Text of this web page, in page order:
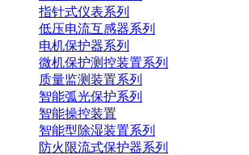
指针式仪表系列
低压电流互感器系列
电机保护器系列
微机保护测控装置系列
质量监测装置系列
智能弧光保护系列
智能操控装置
智能型除湿装置系列
防火限流式保护器系列